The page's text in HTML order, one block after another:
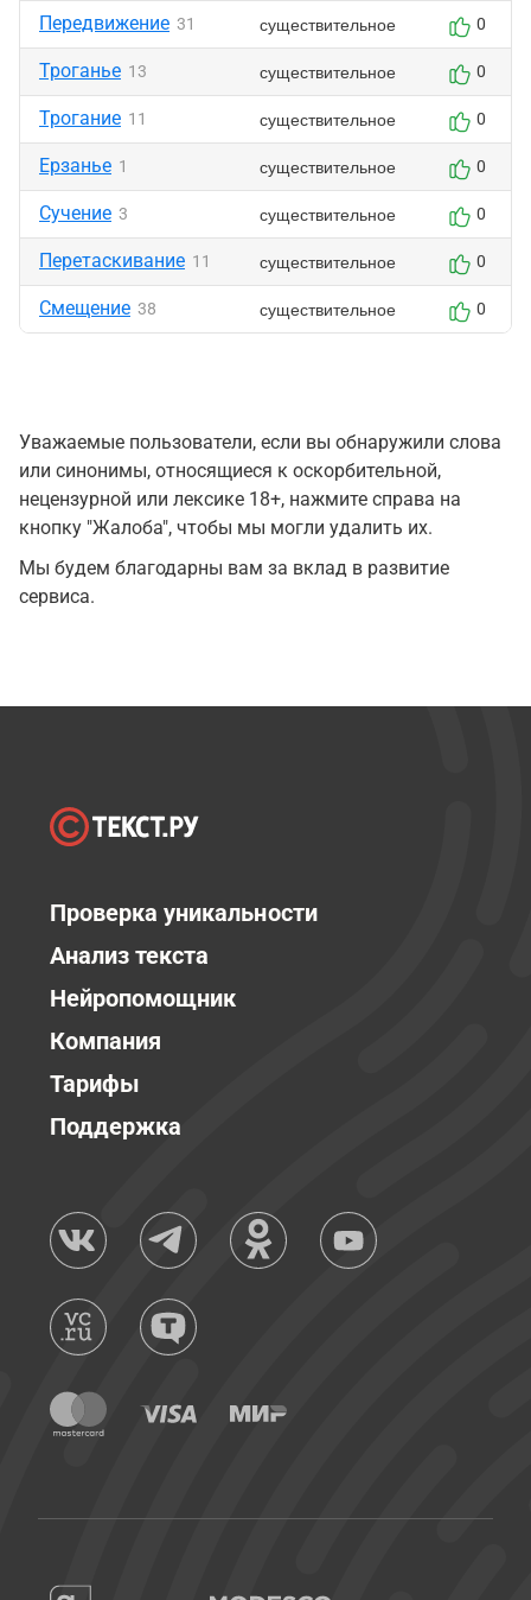
Передвижение 31 существительное 0
Троганье 13 существительное 0
Трогание 11 существительное 0
Ерзанье 1 существительное 0
Сучение 3 существительное 0
Перетаскивание 11 существительное 0
Смещение 38 существительное 0
Уважаемые пользователи, если вы обнаружили слова
или синонимы, относящиеся к оскорбительной,
нецензурной или лексике 18+, нажмите справа на
кнопку "Жалоба", чтобы мы могли удалить их.
Мы будем благодарны вам за вклад в развитие
сервиса.
Проверка уникальности
Анализ текста
Нейропомощник
Компания
Тарифы
Поддержка